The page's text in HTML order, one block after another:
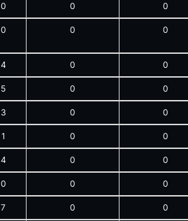
0 0 0
0 0 0
4 0 0
5 0 0
3 0 0
1 0 0
4 0 0
0 0 0
7 0 0